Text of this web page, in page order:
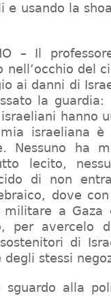
usando la
– Il
del
ai danni di
la guardia:
hanno
israeliana è
Nessuno ha
lecito,
di non
dove
militare a
per avercelo
di
stessi
sguardo alla